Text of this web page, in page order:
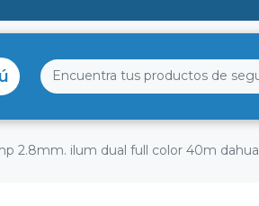
2.8mm. ilum dual full color 40m dahua